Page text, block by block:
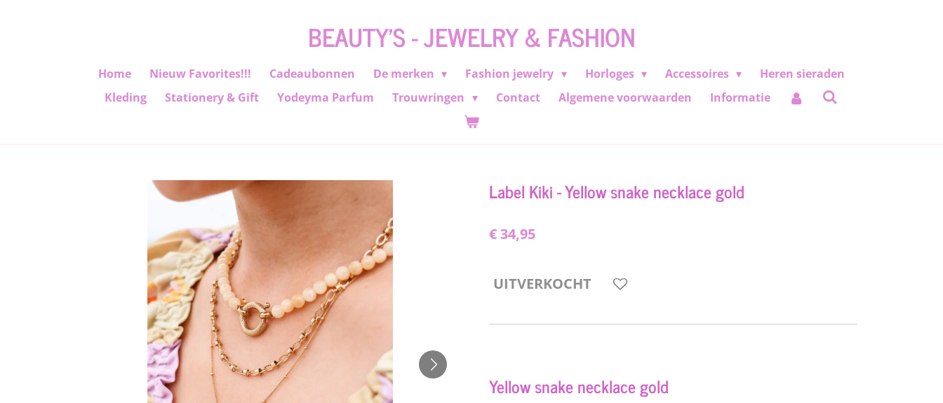
BEAUTY'S - JEWELRY & FASHION
Home Nieuw Favorites!!! Cadeaubonnen De merken Fashion jewelry Horloges Accessoires
Heren sieraden
Kleding
Stationery & Gift Yodeyma Parfum Trouwringen Contact Algemene voorwaarden Informatie
Label Kiki - Yellow snake necklace gold
€ 34,95
UITVERKOCHT
Yellow snake necklace gold